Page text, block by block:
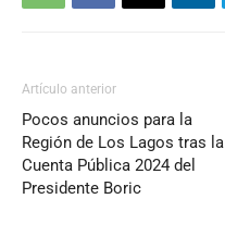
Artículo anterior
Pocos anuncios para la
Región de Los Lagos tras la
Cuenta Pública 2024 del
Presidente Boric